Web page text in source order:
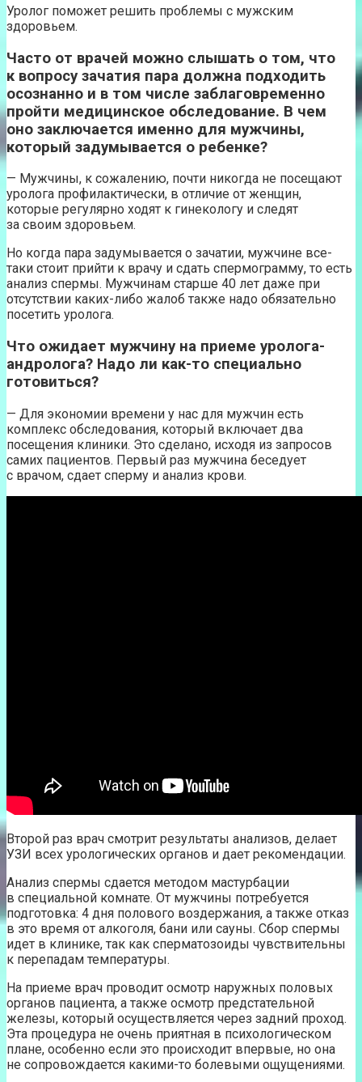
Уролог поможет решить проблемы с мужским
здоровьем.
Часто от врачей можно слышать о том, что
к вопросу зачатия пара должна подходить
осознанно и в том числе заблаговременно
пройти медицинское обследование. В чем
оно заключается именно для мужчины,
который задумывается о ребенке?
— Мужчины, к сожалению, почти никогда не посещают
уролога профилактически, в отличие от женщин,
которые регулярно ходят к гинекологу и следят
за своим здоровьем.
Но когда пара задумывается о зачатии, мужчине все-
таки стоит прийти к врачу и сдать спермограмму, то есть
анализ спермы. Мужчинам старше 40 лет даже при
отсутствии каких-либо жалоб также надо обязательно
посетить уролога.
Что ожидает мужчину на приеме уролога-
андролога? Надо ли как-то специально
готовиться?
— Для экономии времени у нас для мужчин есть
комплекс обследования, который включает два
посещения клиники. Это сделано, исходя из запросов
самих пациентов. Первый раз мужчина беседует
с врачом, сдает сперму и анализ крови.
Второй раз врач смотрит результаты анализов, делает
УЗИ всех урологических органов и дает рекомендации.
Анализ спермы сдается методом мастурбации
в специальной комнате. От мужчины потребуется
подготовка: 4 дня полового воздержания, а также отказ
в это время от алкоголя, бани или сауны. Сбор спермы
идет в клинике, так как сперматозоиды чувствительны
к перепадам температуры.
На приеме врач проводит осмотр наружных половых
органов пациента, а также осмотр предстательной
железы, который осуществляется через задний проход.
Эта процедура не очень приятная в психологическом
плане, особенно если это происходит впервые, но она
не сопровождается какими-то болевыми ощущениями.